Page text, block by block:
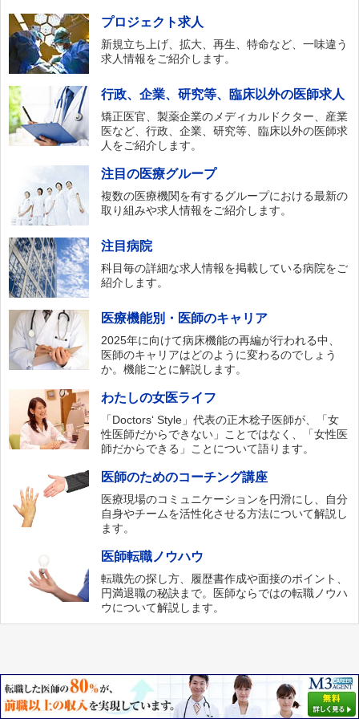
プロジェクト求人
新規立ち上げ、拡大、再生、特命など、一味違う
求人情報をご紹介します。
行政、企業、研究等、臨床以外の医師求人
矯正医官、製薬企業のメディカルドクター、産業
医など、行政、企業、研究等、臨床以外の医師求
人をご紹介します。
注目の医療グループ
複数の医療機関を有するグループにおける最新の
取り組みや求人情報をご紹介します。
注目病院
科目毎の詳細な求人情報を掲載している病院をご
紹介します。
医療機能別・医師のキャリア
2025年に向けて病床機能の再編が行われる中、
医師のキャリアはどのように変わるのでしょう
か。機能ごとに解説します。
わたしの女医ライフ
「Doctors‘ Style」代表の正木稔子医師が、「女
性医師だからできない」ことではなく、「女性医
師だからできる」ことについて語ります。
医師のためのコーチング講座
医療現場のコミュニケーションを円滑にし、自分
自身やチームを活性化させる方法について解説し
ます。
医師転職ノウハウ
転職先の探し方、履歴書作成や面接のポイント、
円満退職の秘訣まで。医師ならではの転職ノウハ
ウについて解説します。